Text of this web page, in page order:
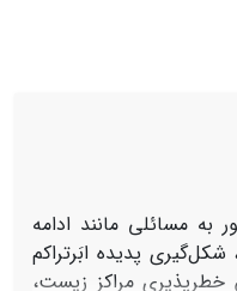
به مسائلی مانند ادامه
شکل‌گیری پدیده ابَرتراکم
خطر‌پذیری مراکز زیست،